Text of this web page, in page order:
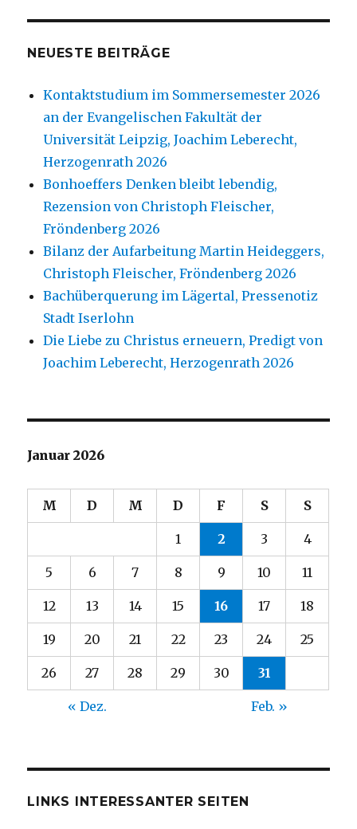
NEUESTE BEITRÄGE
Kontaktstudium im Sommersemester 2026
an der Evangelischen Fakultät der
Universität Leipzig, Joachim Leberecht,
Herzogenrath 2026
Bonhoeffers Denken bleibt lebendig,
Rezension von Christoph Fleischer,
Fröndenberg 2026
Bilanz der Aufarbeitung Martin Heideggers,
Christoph Fleischer, Fröndenberg 2026
Bachüberquerung im Lägertal, Pressenotiz
Stadt Iserlohn
Die Liebe zu Christus erneuern, Predigt von
Joachim Leberecht, Herzogenrath 2026
Januar 2026
M D M D F S S
1 2 3 4
5 6 7 8 9 10 11
12 13 14 15 16 17 18
19 20 21 22 23 24 25
26 27 28 29 30 31
« Dez. Feb. »
LINKS INTERESSANTER SEITEN